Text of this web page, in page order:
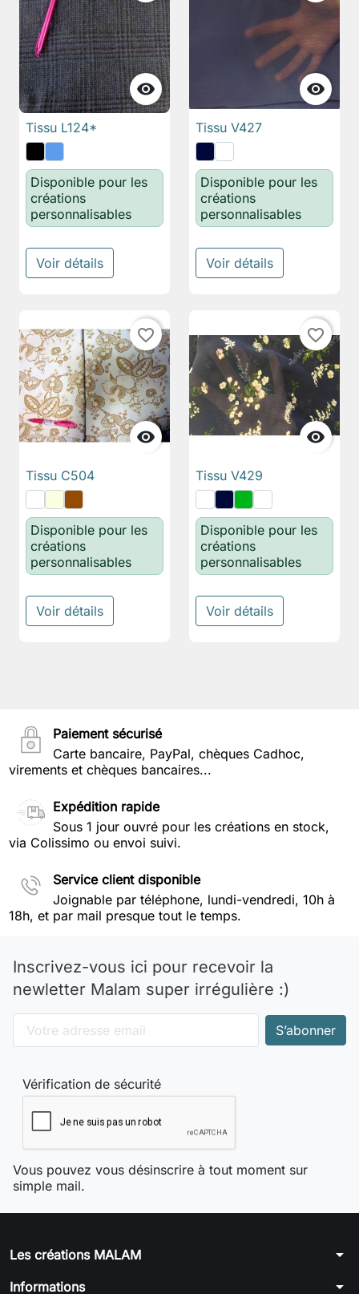

Tissu L124*
Disponible pour les
créations
personnalisables
Voir détails

Tissu V427
Disponible pour les
créations
personnalisables
Voir détails

favorite_border
Tissu C504
Disponible pour les
créations
personnalisables
Voir détails

favorite_border
Tissu V429
Disponible pour les
créations
personnalisables
Voir détails
Paiement sécurisé
Carte bancaire, PayPal, chèques Cadhoc,
virements et chèques bancaires...
Expédition rapide
Sous 1 jour ouvré pour les créations en stock,
via Colissimo ou envoi suivi.
Service client disponible
Joignable par téléphone, lundi-vendredi, 10h à
18h, et par mail presque tout le temps.
Inscrivez-vous ici pour recevoir la
newletter Malam super irrégulière :)
Vérification de sécurité
Vous pouvez vous désinscrire à tout moment sur
simple mail.
Les créations MALAM arrow_drop_down
Informations arrow_drop_down